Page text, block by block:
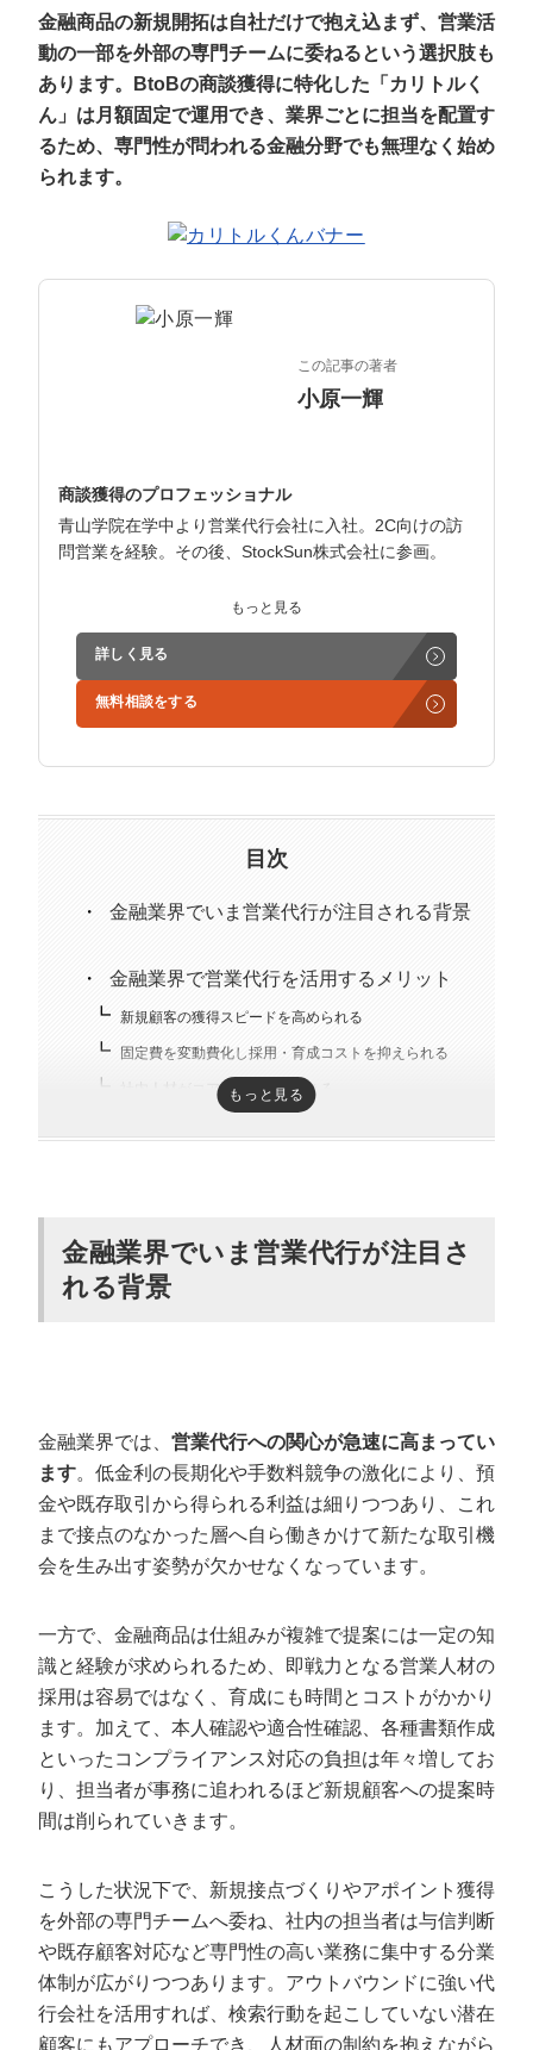
営業
インターン
正社員
マーケマネージャー
カスタマーサクセスマネージャー
金融商品の新規開拓は自社だけで抱え込まず、営業活
動の一部を外部の専門チームに委ねるという選択肢も
あります。BtoBの商談獲得に特化した「カリトルく
ん」は月額固定で運用でき、業界ごとに担当を配置す
るため、専門性が問われる金融分野でも無理なく始め
られます。
この記事の著者
小原一輝
商談獲得のプロフェッショナル
青山学院在学中より営業代行会社に入社。2C向けの訪
問営業を経験。その後、StockSun株式会社に参画。
インサイドセールス立ち上げ、テレアポ部隊立ち上げな
ど営業支援を担当。
学生時代からに代表岩野の社長秘書として活動。現在は
3社の事業責任者も務めており、Webマーケティングと
趣味はキックボクシング。アマチュアの戦績は2戦0勝2
もっと見る
詳しく見る
無料相談をする
目次
金融業界でいま営業代行が注目される背景
金融業界で営業代行を活用するメリット
新規顧客の獲得スピードを高められる
固定費を変動費化し採用・育成コストを抑えられる
社内人材がコア業務に集中できる
金融業界に強い営業代行会社の選び方
金融業界の知見・実績
インサイドセールス・専門特化型の営業代行会社
上場企業・大手グループ系の営業代行会社
BPO・コールセンター系の営業代行会社
商材・サービスの目的を代行側へ深く共有する
録音・データで振り返り改善サイクルを回す
金融業界の営業代行に関するよくある質問
Q. 金融業界の営業代行とは何ですか？
か？
Q. 銀行・保険・証券など業態を問わず依頼できます
か？
まとめ｜金融業界に合った営業代行で新規
開拓を加速しよう
もっと見る
金融業界でいま営業代行が注目さ
れる背景
金融業界では、 営業代行への関心が急速に高まってい
ます。低金利の長期化や手数料競争の激化により、預
金や既存取引から得られる利益は細りつつあり、これ
まで接点のなかった層へ自ら働きかけて新たな取引機
会を生み出す姿勢が欠かせなくなっています。
一方で、金融商品は仕組みが複雑で提案には一定の知
識と経験が求められるため、即戦力となる営業人材の
採用は容易ではなく、育成にも時間とコストがかかり
ます。加えて、本人確認や適合性確認、各種書類作成
といったコンプライアンス対応の負担は年々増してお
り、担当者が事務に追われるほど新規顧客への提案時
間は削られていきます。
こうした状況下で、新規接点づくりやアポイント獲得
を外部の専門チームへ委ね、社内の担当者は与信判断
や既存顧客対応など専門性の高い業務に集中する分業
体制が広がりつつあります。アウトバウンドに強い代
行会社を活用すれば、検索行動を起こしていない潜在
顧客にもアプローチでき、人材面の制約を抱えながら